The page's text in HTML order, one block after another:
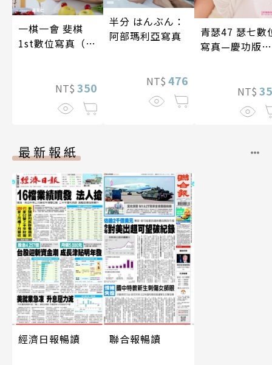
一棋一會 斐棋
1st數位寫真（含
NT$ 350
半分 はんぶん：
阿部瑪利亞寫真
NT$ 476
青瑟47 瑟七數
寫真—慶功版
NT$
最新報紙
經濟日報暢讀
聯合報暢讀